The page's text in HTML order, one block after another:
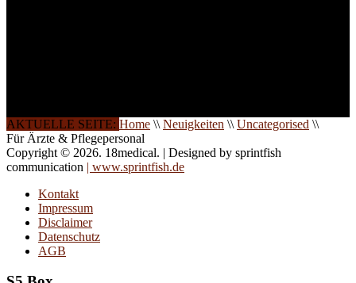
AKTUELLE SEITE: Home \\ Neuigkeiten \\ Uncategorised \\
Für Ärzte & Pflegepersonal
Copyright © 2026. 18medical. | Designed by sprintfish
communication | www.sprintfish.de
Kontakt
Impressum
Disclaimer
Datenschutz
AGB